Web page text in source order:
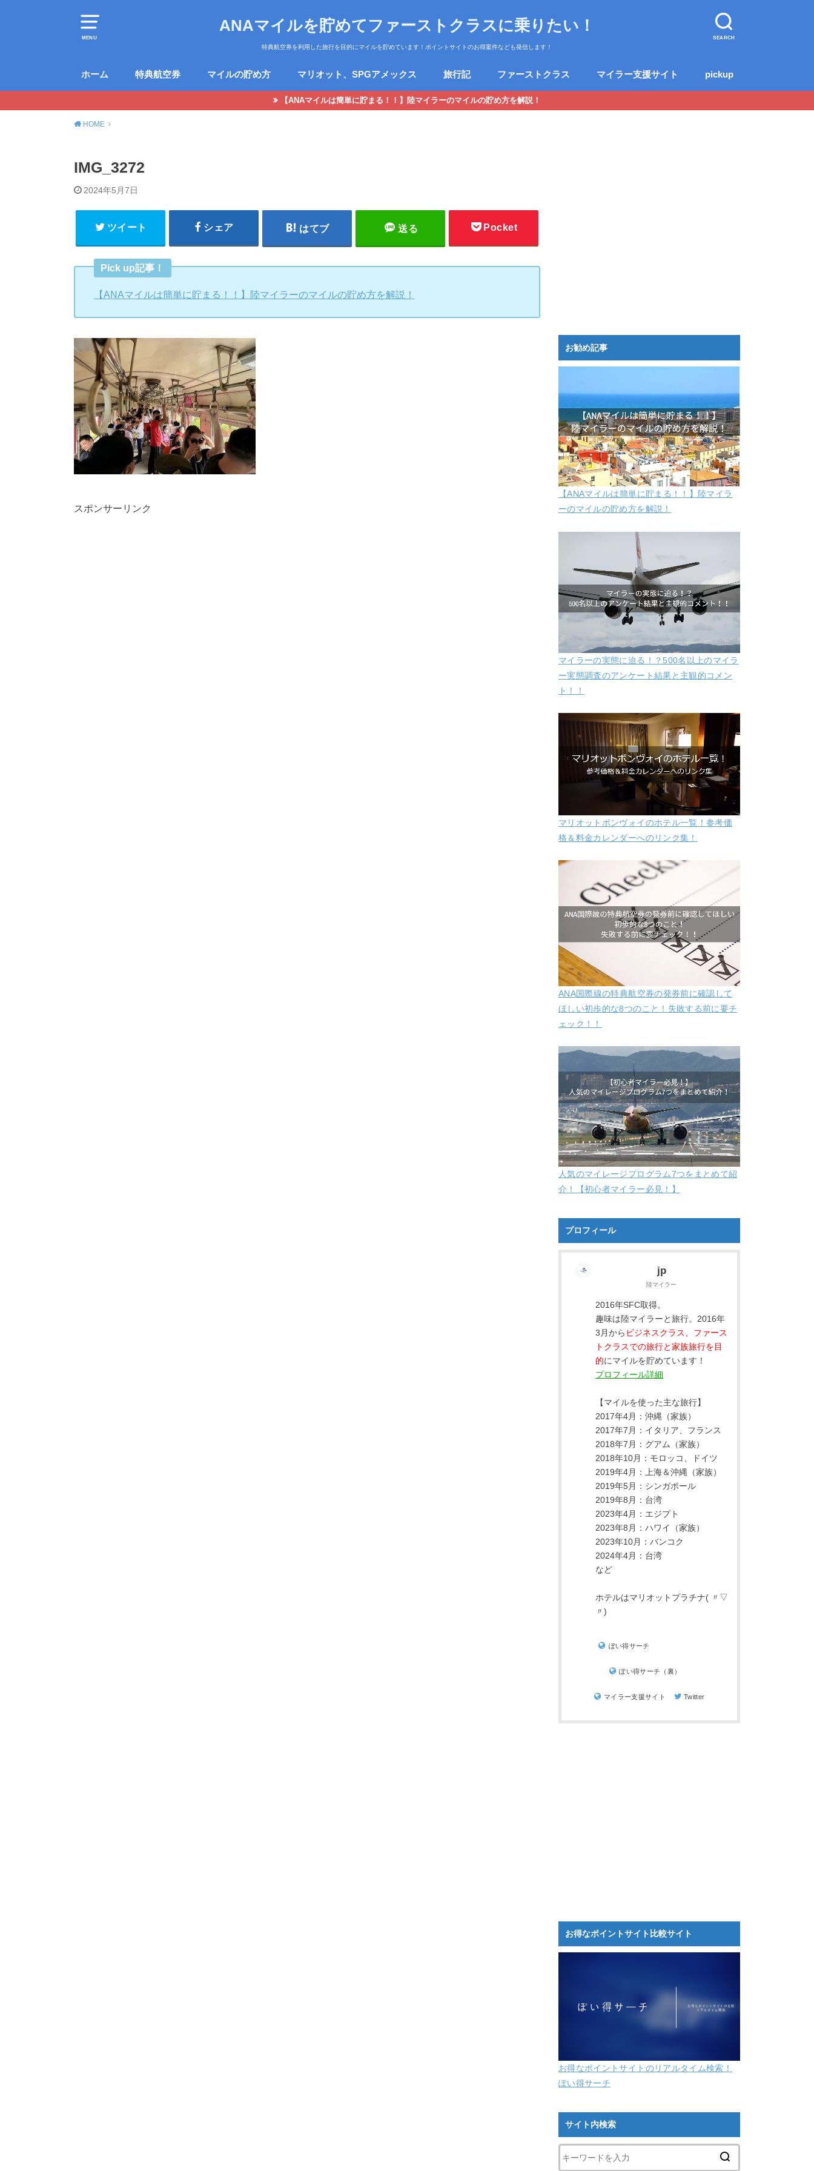
MENU SEARCH
ANAマイルを貯めてファーストクラスに乗りたい！
特典航空券を利用した旅行を目的にマイルを貯めています！ポイントサイトのお得案件なども発信します！
ホーム 特典航空券 マイルの貯め方 マリオット、SPGアメックス 旅行記 ファーストクラス マイラー支援サイト pickup
【ANAマイルは簡単に貯まる！！】陸マイラーのマイルの貯め方を解説！
HOME
IMG_3272
2024年5月7日
ツイート シェア はてブ 送る Pocket
Pick up記事！
【ANAマイルは簡単に貯まる！！】陸マイラーのマイルの貯め方を解説！
スポンサーリンク
お勧め記事
【ANAマイルは簡単に貯まる！！】陸マイラ
ーのマイルの貯め方を解説！
マイラーの実態に迫る！？500名以上のマイラ
ー実態調査のアンケート結果と主観的コメン
ト！！
マリオットボンヴォイのホテル一覧！参考価
格＆料金カレンダーへのリンク集！
ANA国際線の特典航空券の発券前に確認して
ほしい初歩的な8つのこと！失敗する前に要チ
ェック！！
人気のマイレージプログラム7つをまとめて紹
介！【初心者マイラー必見！】
プロフィール
jp
陸マイラー
2016年SFC取得。
趣味は陸マイラーと旅行。2016年
3月から ビジネスクラス、ファース
トクラスでの旅行と家族旅行を目
的にマイルを貯めています！
プロフィール詳細
【マイルを使った主な旅行】
2017年4月：沖縄（家族）
2017年7月：イタリア、フランス
2018年7月：グアム（家族）
2018年10月：モロッコ、ドイツ
2019年4月：上海＆沖縄（家族）
2019年5月：シンガポール
2019年8月：台湾
2023年4月：エジプト
2023年8月：ハワイ（家族）
2023年10月：バンコク
2024年4月：台湾
など
ホテルはマリオットプラチナ( 〃▽
〃)
ぽい得サーチ
ぽい得サーチ（裏）
マイラー支援サイト Twitter
お得なポイントサイト比較サイト
お得なポイントサイトのリアルタイム検索！
ぽい得サーチ
サイト内検索